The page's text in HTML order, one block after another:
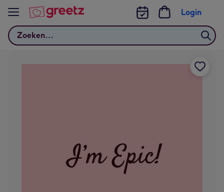
Bekijk meer
Zoeken
Login